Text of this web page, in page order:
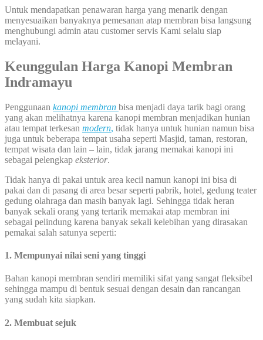
Untuk mendapatkan penawaran harga yang menarik dengan
menyesuaikan banyaknya pemesanan atap membran bisa langsung
menghubungi admin atau customer servis Kami selalu siap
melayani.
Keunggulan Harga Kanopi Membran
Indramayu
Penggunaan kanopi membran bisa menjadi daya tarik bagi orang
yang akan melihatnya karena kanopi membran menjadikan hunian
atau tempat terkesan modern, tidak hanya untuk hunian namun bisa
juga untuk beberapa tempat usaha seperti Masjid, taman, restoran,
tempat wisata dan lain – lain, tidak jarang memakai kanopi ini
sebagai pelengkap eksterior.
Tidak hanya di pakai untuk area kecil namun kanopi ini bisa di
pakai dan di pasang di area besar seperti pabrik, hotel, gedung teater
gedung olahraga dan masih banyak lagi. Sehingga tidak heran
banyak sekali orang yang tertarik memakai atap membran ini
sebagai pelindung karena banyak sekali kelebihan yang dirasakan
pemakai salah satunya seperti:
1. Mempunyai nilai seni yang tinggi
Bahan kanopi membran sendiri memiliki sifat yang sangat fleksibel
sehingga mampu di bentuk sesuai dengan desain dan rancangan
yang sudah kita siapkan.
2. Membuat sejuk